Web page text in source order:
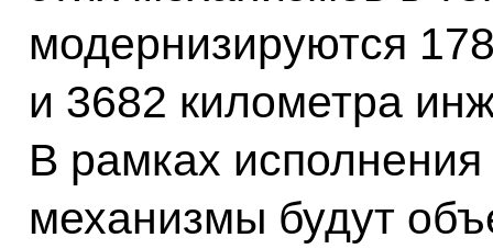
модернизируются
и 3682 километра
В рамках исполнения
механизмы будут